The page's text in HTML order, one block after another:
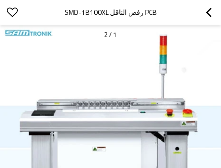
PCB رفض الناقل SMD-1B100XL
1
/
2